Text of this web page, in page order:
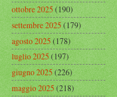
ottobre 2025(190)
settembre 2025(179)
agosto 2025(178)
luglio 2025(197)
giugno 2025(226)
maggio 2025(218)